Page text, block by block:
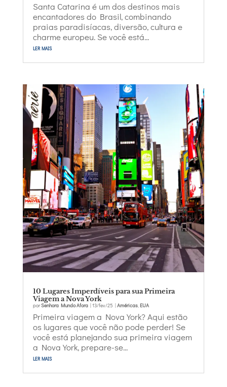
Santa Catarina é um dos destinos mais
encantadores do Brasil, combinando
praias paradisíacas, diversão, cultura e
charme europeu. Se você está...
ler mais
10 Lugares Imperdíveis para sua Primeira
Viagem a Nova York
porSenhora Mundo Afora|13/fev/25 |Américas,EUA
Primeira viagem a Nova York? Aqui estão
os lugares que você não pode perder! Se
você está planejando sua primeira viagem
a Nova York, prepare-se...
ler mais